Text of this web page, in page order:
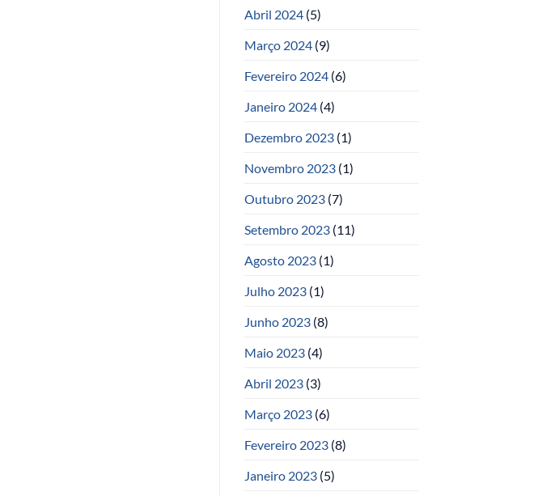
Abril 2024(5)
Março 2024(9)
Fevereiro 2024(6)
Janeiro 2024(4)
Dezembro 2023(1)
Novembro 2023(1)
Outubro 2023(7)
Setembro 2023(11)
Agosto 2023(1)
Julho 2023(1)
Junho 2023(8)
Maio 2023(4)
Abril 2023(3)
Março 2023(6)
Fevereiro 2023(8)
Janeiro 2023(5)